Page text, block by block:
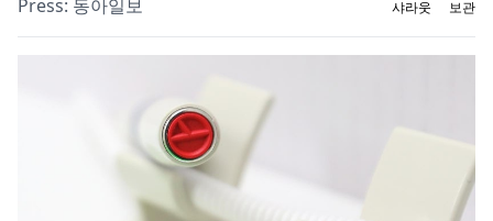
Press: 동아일보 샤라웃 보관